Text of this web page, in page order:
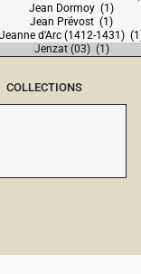
COLLECTIONS